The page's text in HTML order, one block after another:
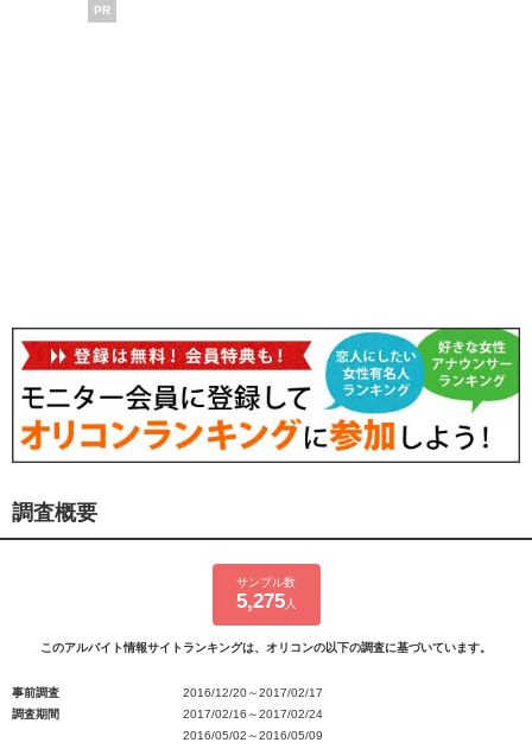
PR
調査概要
サンプル数
5,275人
このアルバイト情報サイトランキングは、オリコンの以下の調査に基づいています。
事前調査
2016/12/20～2017/02/17
調査期間
2017/02/16～2017/02/24
2016/05/02～2016/05/09